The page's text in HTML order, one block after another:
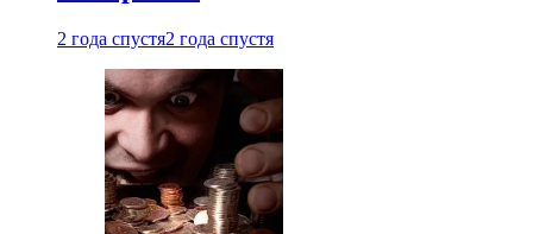
2 года спустя2 года спустя